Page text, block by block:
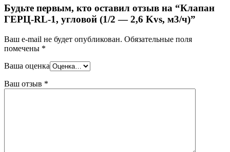
Будьте первым, кто оставил отзыв на “Клапан
ГЕРЦ-RL-1, угловой (1/2 — 2,6 Kvs, м3/ч)”
Ваш e-mail не будет опубликован. Обязательные поля
помечены *
Ваша оценка
Ваш отзыв *